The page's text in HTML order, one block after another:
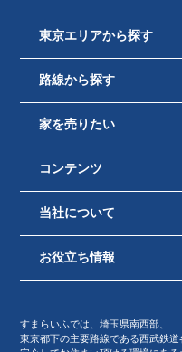
東京エリアから探す
路線から探す
家を売りたい
コンテンツ
当社について
お役立ち情報
すまらいふでは、埼玉県南西部、
東京都下の主要路線である西武鉄